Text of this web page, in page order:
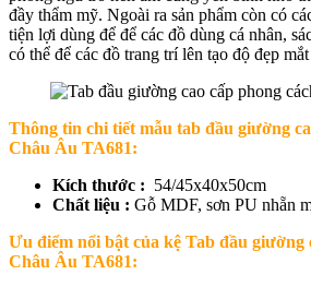
đầy thẩm mỹ. Ngoài ra sản phẩm còn có
tiện lợi dùng để để các đồ dùng cá nhân,
có thể để các đồ trang trí lên tạo độ đẹp
Thông tin chi tiết mẫu tab đầu giường
Châu Âu TA681:
Kích thước : 54/45x40x50cm
Chất liệu : Gỗ MDF, sơn PU nhẵn
Ưu điểm nổi bật của kệ Tab đầu giường
Châu Âu TA681: